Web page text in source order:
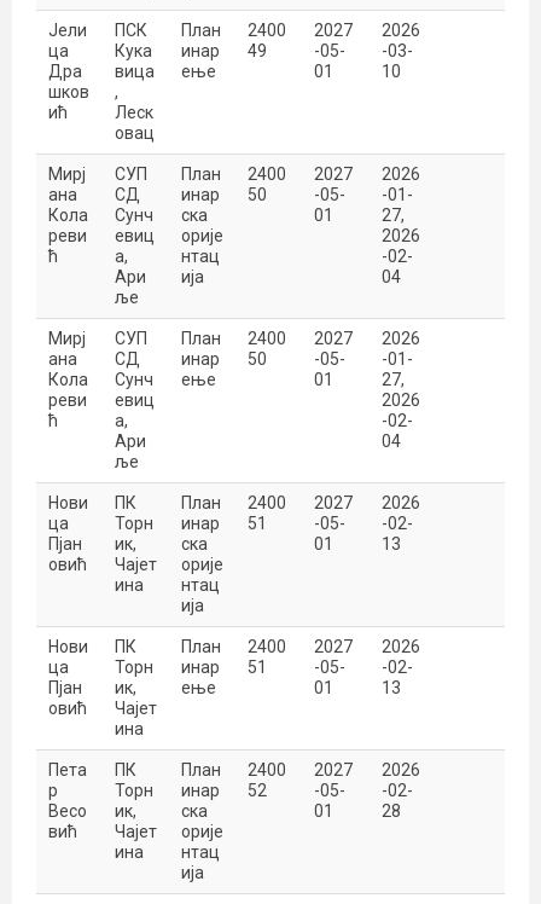
Јели
ца
Дра
шков
ић
ПСК
Кука
вица
,
Леск
овац
План
инар
ење
2400
49
2027
-05-
01
2026
-03-
10
Мирј
ана
Кола
реви
ћ
СУП
СД
Сунч
евиц
а,
Ари
ље
План
инар
ска
орије
нтац
ија
2400
50
2027
-05-
01
2026
-01-
27,
2026
-02-
04
Мирј
ана
Кола
реви
ћ
СУП
СД
Сунч
евиц
а,
Ари
ље
План
инар
ење
2400
50
2027
-05-
01
2026
-01-
27,
2026
-02-
04
Нови
ца
Пјан
овић
ПК
Торн
ик,
Чајет
ина
План
инар
ска
орије
нтац
ија
2400
51
2027
-05-
01
2026
-02-
13
Нови
ца
Пјан
овић
ПК
Торн
ик,
Чајет
ина
План
инар
ење
2400
51
2027
-05-
01
2026
-02-
13
Пета
р
Весо
вић
ПК
Торн
ик,
Чајет
ина
План
инар
ска
орије
нтац
ија
2400
52
2027
-05-
01
2026
-02-
28